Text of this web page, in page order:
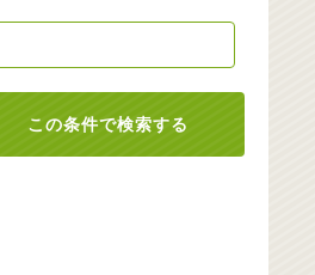
この条件で検索する